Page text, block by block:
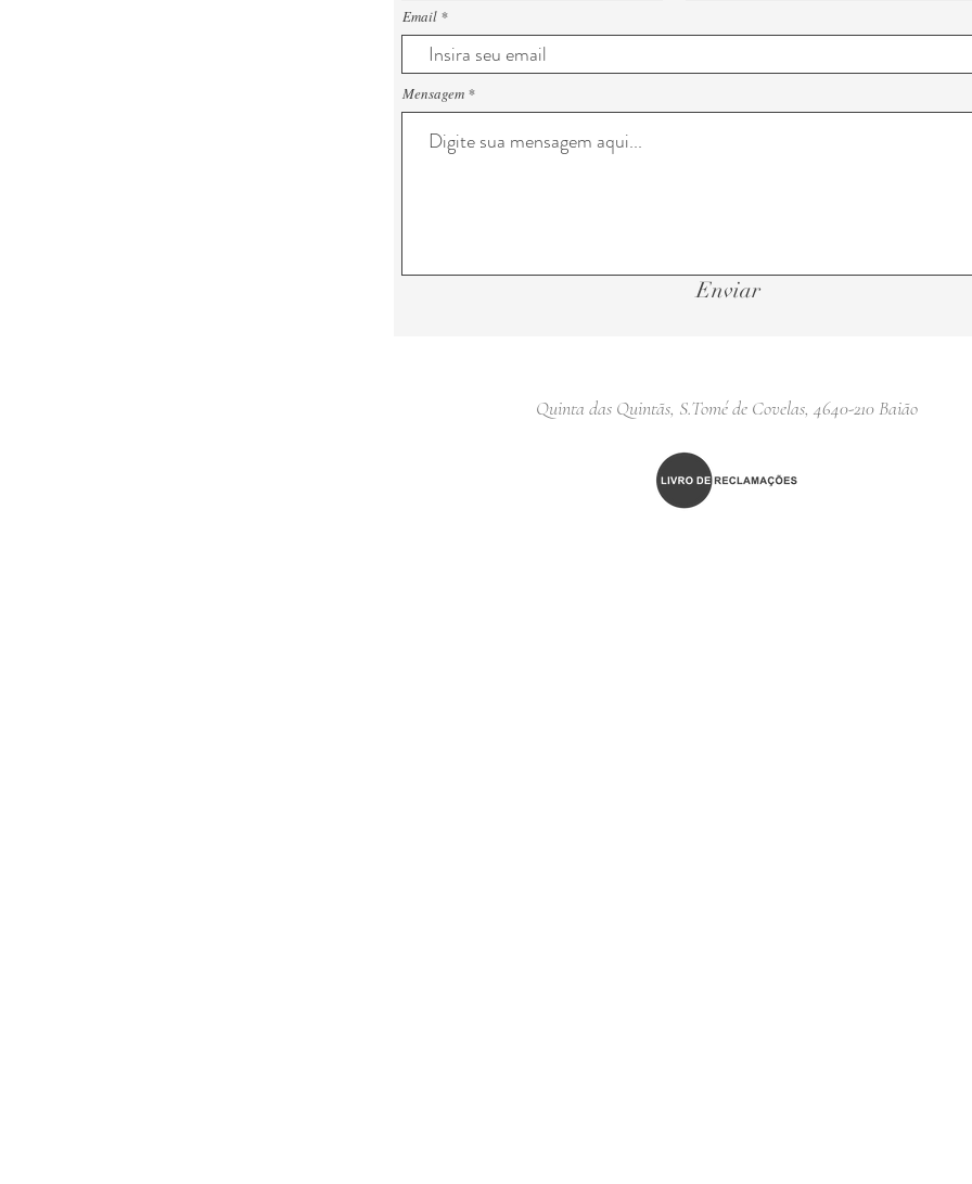
Email
Mensagem
Enviar
Quinta das Quintãs, S.Tomé de Covelas, 4640-210 Baião